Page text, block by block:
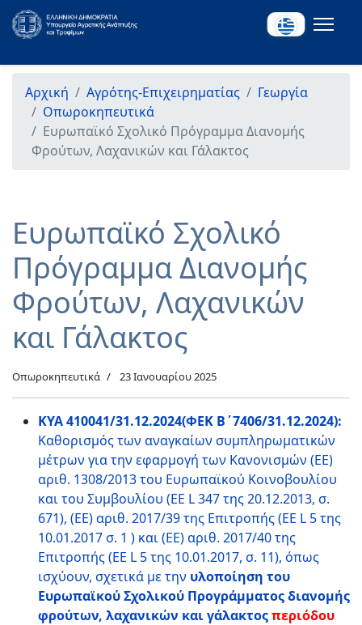
Αρχική Αγρότης-Επιχειρηματίας
Γεωργία
Οπωροκηπευτικά
Ευρωπαϊκό Σχολικό Πρόγραμμα Διανομής
Φρούτων, Λαχανικών και Γάλακτος
Ευρωπαϊκό Σχολικό
Πρόγραμμα Διανομής
Φρούτων, Λαχανικών
και Γάλακτος
Οπωροκηπευτικά 23 Ιανουαρίου 2025
ΚΥΑ 410041/31.12.2024(ΦΕΚ Β΄7406/31.12.2024):
Καθορισμός των αναγκαίων συμπληρωματικών
μέτρων για την εφαρμογή των Κανονισμών (ΕΕ)
αριθ. 1308/2013 του Ευρωπαϊκού Κοινοβουλίου
και του Συμβουλίου (EE L 347 της 20.12.2013, σ.
671), (ΕΕ) αριθ. 2017/39 της Επιτροπής (EE L 5 της
10.01.2017 σ. 1 ) και (ΕΕ) αριθ. 2017/40 της
Επιτροπής (EE L 5 της 10.01.2017, σ. 11), όπως
ισχύουν, σχετικά με την υλοποίηση του
Ευρωπαϊκού Σχολικού Προγράμματος διανομής
φρούτων, λαχανικών και γάλακτοςπεριόδου